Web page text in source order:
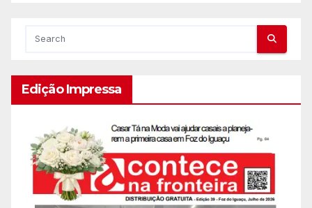
Edição Impressa